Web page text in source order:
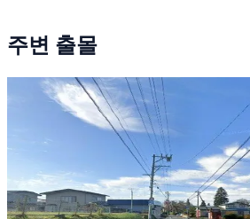
주변 출몰